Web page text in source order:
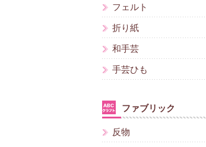
フェルト
折り紙
和手芸
手芸ひも
ファブリック
反物